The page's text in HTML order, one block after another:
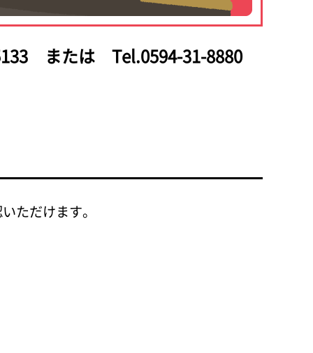
または Tel.0594-31-8880
ただけます。